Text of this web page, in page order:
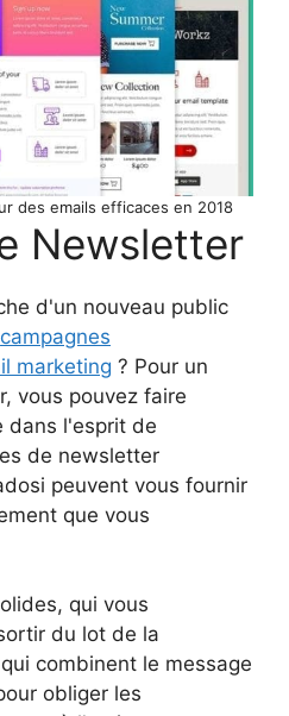
des emails efficaces en 2018
Newsletter
d'un nouveau public
campagnes
marketing ? Pour un
vous pouvez faire
dans l'esprit de
de newsletter
peuvent vous fournir
que vous
qui vous
du lot de la
combinent le message
obliger les